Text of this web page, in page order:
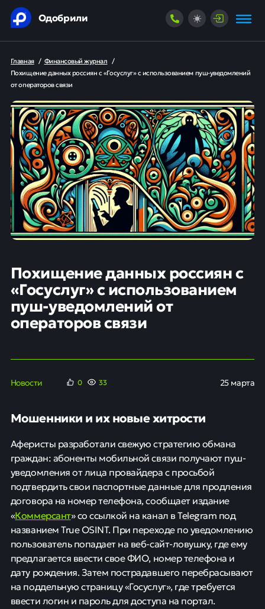
Одобрили
Главная / Финансовый журнал /
Похищение данных россиян с «Госуслуг» с использованием пуш-уведомлений
от операторов связи
Похищение данных россиян с
«Госуслуг» с использованием
пуш-уведомлений от
операторов связи
Новости 0 33 25 марта
Мошенники и их новые хитрости
Аферисты разработали свежую стратегию обмана
граждан: абоненты мобильной связи получают пуш-
уведомления от лица провайдера с просьбой
подтвердить свои паспортные данные для продления
договора на номер телефона, сообщает издание
«Коммерсант» со ссылкой на канал в Telegram под
названием True OSINT. При переходе по уведомлению
пользователь попадает на веб-сайт-ловушку, где ему
предлагается ввести свое ФИО, номер телефона и
дату рождения. Затем пострадавшего перебрасывают
на поддельную страницу «Госуслуг», где требуется
ввести логин и пароль для доступа на портал.